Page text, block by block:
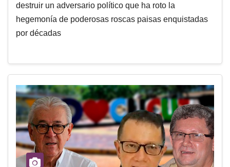
destruir un adversario político que ha roto la
hegemonía de poderosas roscas paisas enquistadas
por décadas